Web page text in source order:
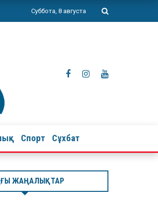
Суббота, 8 августа
Спорт Сұхбат
ЖАҢАЛЫҚТАР